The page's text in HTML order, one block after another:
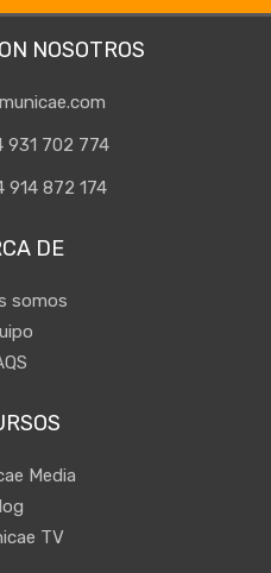
NOSOTROS
931 702 774
914 872 174
DE
somos
Media
TV